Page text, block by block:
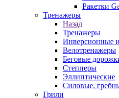
Ракетки
Тренажеры
Назад
Тренажеры
Инверсионные
Велотренажеры
Беговые
Степперы
Эллиптические
Силовые,
Грили